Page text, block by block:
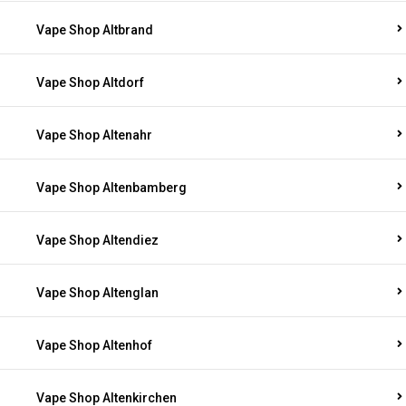
Vape Shop Altbrand
Vape Shop Altdorf
Vape Shop Altenahr
Vape Shop Altenbamberg
Vape Shop Altendiez
Vape Shop Altenglan
Vape Shop Altenhof
Vape Shop Altenkirchen